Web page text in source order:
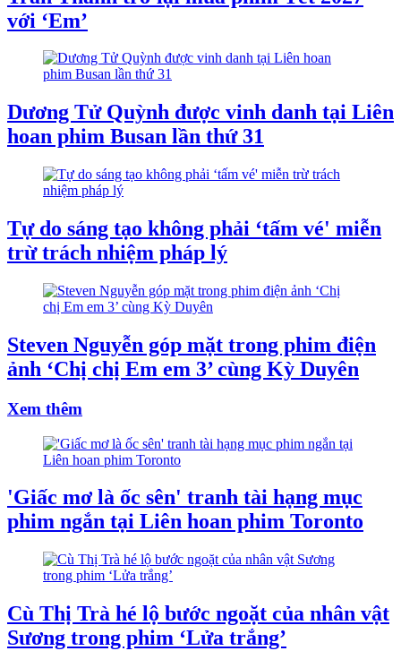
với ‘Em’
Dương Tử Quỳnh được vinh danh tại Liên
hoan phim Busan lần thứ 31
Tự do sáng tạo không phải ‘tấm vé' miễn
trừ trách nhiệm pháp lý
Steven Nguyễn góp mặt trong phim điện
ảnh ‘Chị chị Em em 3’ cùng Kỳ Duyên
Xem thêm
'Giấc mơ là ốc sên' tranh tài hạng mục
phim ngắn tại Liên hoan phim Toronto
Cù Thị Trà hé lộ bước ngoặt của nhân vật
Sương trong phim ‘Lửa trắng’